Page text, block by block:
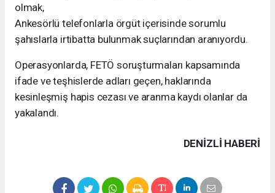
olmak,
Ankesörlü telefonlarla örgüt içerisinde sorumlu
şahıslarla irtibatta bulunmak suçlarından aranıyordu.
Operasyonlarda, FETÖ soruşturmaları kapsamında
ifade ve teşhislerde adları geçen, haklarında
kesinleşmiş hapis cezası ve aranma kaydı olanlar da
yakalandı.
DENIZLI HABERİ